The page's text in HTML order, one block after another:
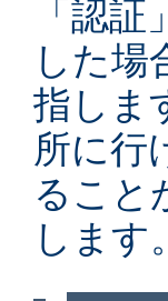
「認
した場
指しま
所に行
ること
します。